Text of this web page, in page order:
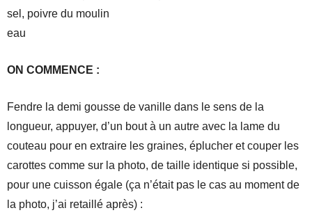
sel, poivre du moulin
eau
ON COMMENCE :
Fendre la demi gousse de vanille dans le sens de la
longueur, appuyer, d’un bout à un autre avec la lame du
couteau pour en extraire les graines, éplucher et couper les
carottes comme sur la photo, de taille identique si possible,
pour une cuisson égale (ça n’était pas le cas au moment de
la photo, j’ai retaillé après) :